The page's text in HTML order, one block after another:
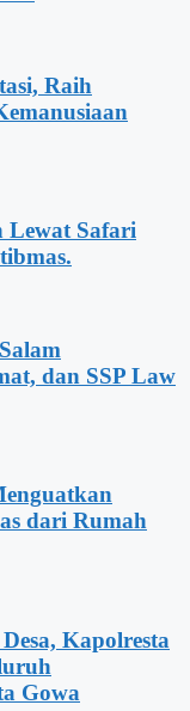
Raih
Lewat Safari
dan SSP Law
dari Rumah
Kapolresta
Gowa